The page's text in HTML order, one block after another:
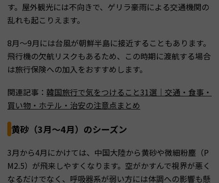
す。屋外観光には不向きで、ゲリラ豪雨による交通機関の
乱れも起こりえます。
8月〜9月には台風が朝鮮半島に接近することもあります。
飛行機の欠航リスクもあるため、この時期に渡航する場合
は旅行保険への加入をおすすめします。
関連記事： 韓国旅行で気をつけること31選｜交通・食事・
買い物・ホテル・治安の注意点まとめ
黄砂（3月〜4月）のシーズン
3月から4月にかけては、中国大陸から黄砂や微細粉塵（P
M2.5）が飛来しやすくなります。空がかすんで視界が悪く
なるだけでなく、呼吸器系が弱い方には体調への影響も懸